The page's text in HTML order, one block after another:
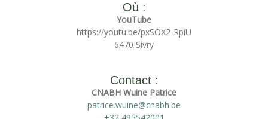
Où :
YouTube
https://youtu.be/pxSOX2-RpiU
6470 Sivry
Contact :
CNABH Wuine Patrice
patrice.wuine@cnabh.be